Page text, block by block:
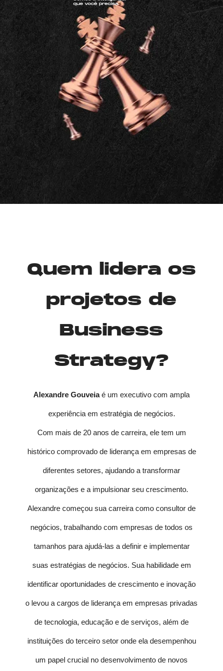
Quem lidera os
projetos de
Business
Strategy?
Alexandre Gouveiaé um executivo com ampla
experiência em estratégia de negócios.
Com mais de 20 anos de carreira, ele tem um
histórico comprovado de liderança em empresas de
diferentes setores, ajudando a transformar
organizações e a impulsionar seu crescimento.
Alexandre começou sua carreira como consultor de
negócios, trabalhando com empresas de todos os
tamanhos para ajudá-las a definir e implementar
suas estratégias de negócios. Sua habilidade em
identificar oportunidades de crescimento e inovação
o levou a cargos de liderança em empresas privadas
de tecnologia, educação e de serviços, além de
instituições do terceiro setor onde ela desempenhou
um papel crucial no desenvolvimento de novos